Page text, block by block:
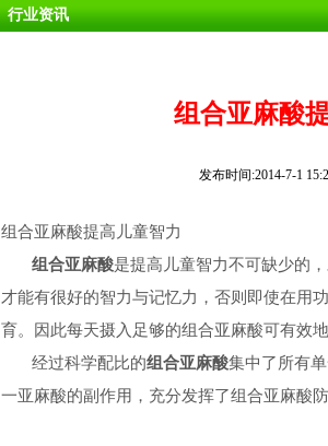
行业资讯
组合亚麻酸
发布时间:2014-7-1
组合亚麻酸提高儿童智力
组合亚麻酸是提高儿童智力不可缺少的
才能有很好的智力与记忆力，否则即使在用
育。因此每天摄入足够的组合亚麻酸可有效
经过科学配比的组合亚麻酸集中了所有
一亚麻酸的副作用，充分发挥了组合亚麻酸